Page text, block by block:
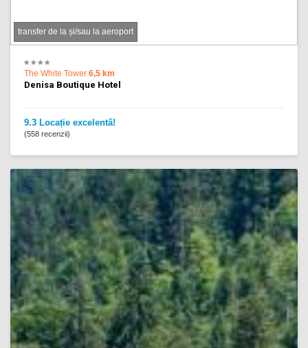
transfer de la și/sau la aeroport
The White Tower 6,5 km
Denisa Boutique Hotel
9.3 Locație excelentă!
(558 recenzii)